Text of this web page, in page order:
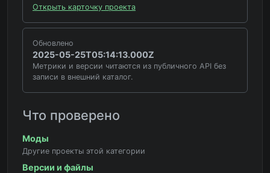
Открыть карточку проекта
Обновлено
2025-05-25T05:14:13.000Z
Метрики и версии читаются из публичного API без
записи в внешний каталог.
Что проверено
Моды
Другие проекты этой категории
Версии и файлы